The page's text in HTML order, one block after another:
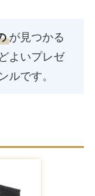
が見つかる
よいプレゼ
です。